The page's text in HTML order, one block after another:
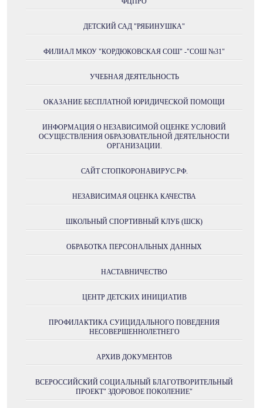
ДЕТСКИЙ САД "РЯБИНУШКА"
ФИЛИАЛ МКОУ "КОРДЮКОВСКАЯ СОШ" -"СОШ №31"
УЧЕБНАЯ ДЕЯТЕЛЬНОСТЬ
ОКАЗАНИЕ БЕСПЛАТНОЙ ЮРИДИЧЕСКОЙ ПОМОЩИ
ИНФОРМАЦИЯ О НЕЗАВИСИМОЙ ОЦЕНКЕ УСЛОВИЙ
ОСУЩЕСТВЛЕНИЯ ОБРАЗОВАТЕЛЬНОЙ ДЕЯТЕЛЬНОСТИ
ОРГАНИЗАЦИИ.
САЙТ СТОПКОРОНАВИРУС.РФ.
НЕЗАВИСИМАЯ ОЦЕНКА КАЧЕСТВА
ШКОЛЬНЫЙ СПОРТИВНЫЙ КЛУБ (ШСК)
ОБРАБОТКА ПЕРСОНАЛЬНЫХ ДАННЫХ
НАСТАВНИЧЕСТВО
ЦЕНТР ДЕТСКИХ ИНИЦИАТИВ
ПРОФИЛАКТИКА СУИЦИДАЛЬНОГО ПОВЕДЕНИЯ
НЕСОВЕРШЕННОЛЕТНЕГО
АРХИВ ДОКУМЕНТОВ
ВСЕРОССИЙСКИЙ СОЦИАЛЬНЫЙ БЛАГОТВОРИТЕЛЬНЫЙ
ПРОЕКТ" ЗДОРОВОЕ ПОКОЛЕНИЕ"